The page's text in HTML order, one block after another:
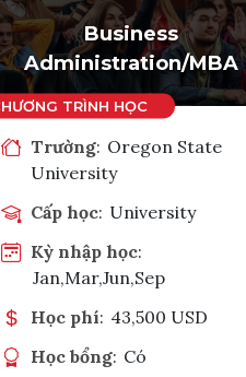
Business
Administration/MBA
Trường: Oregon State
University
Cấp học: University
Kỳ nhập học:
Jan,Mar,Jun,Sep
Học phí: 43,500 USD
Học bổng: Có